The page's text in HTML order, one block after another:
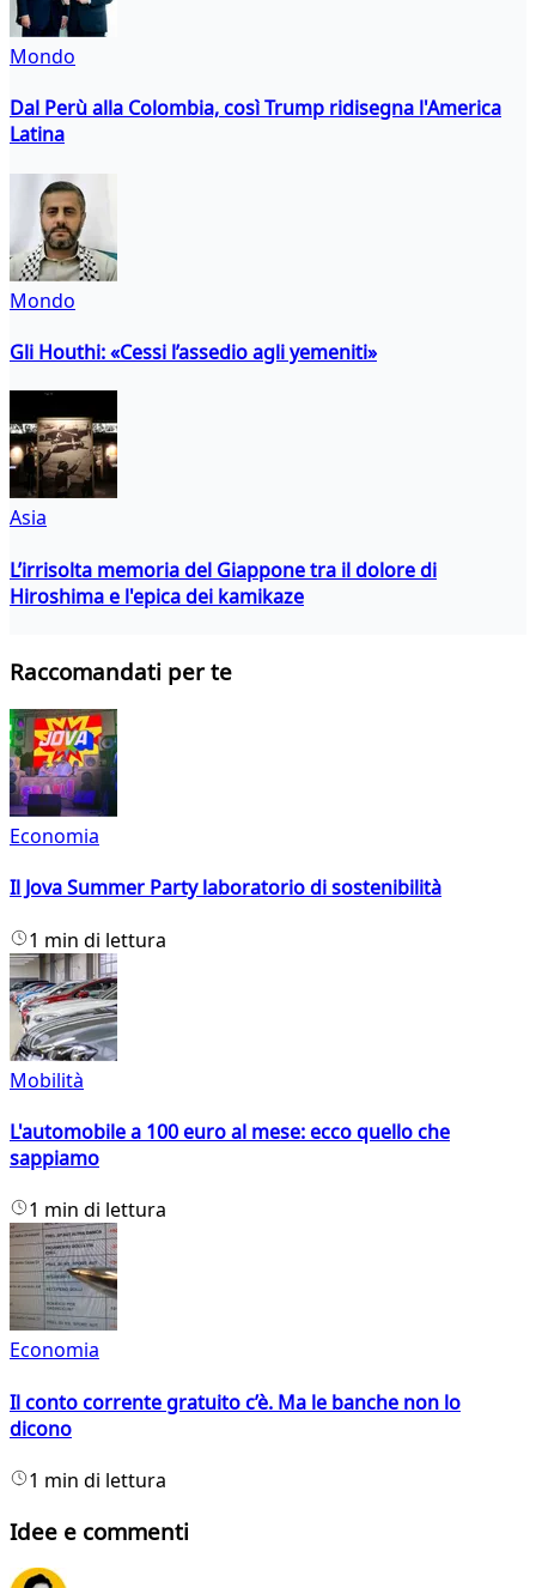
Mondo
Dal Perù alla Colombia, così Trump ridisegna l'America
Latina
Mondo
Gli Houthi: «Cessi l’assedio agli yemeniti»
Asia
L’irrisolta memoria del Giappone tra il dolore di
Hiroshima e l'epica dei kamikaze
Raccomandati per te
Economia
Il Jova Summer Party laboratorio di sostenibilità
1 min di lettura
Mobilità
L'automobile a 100 euro al mese: ecco quello che
sappiamo
1 min di lettura
Economia
Il conto corrente gratuito c’è. Ma le banche non lo
dicono
1 min di lettura
Idee e commenti